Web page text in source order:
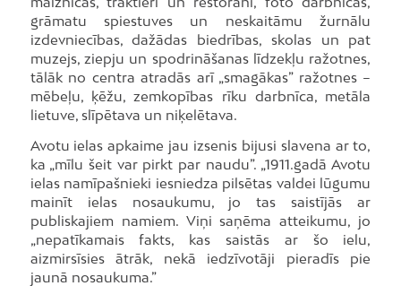
grāmatu spiestuves un neskaitāmu žurnālu
izdevniecības, dažādas biedrības, skolas un pat
muzejs, ziepju un spodrināšanas līdzekļu ražotnes,
tālāk no centra atradās arī „smagākas” ražotnes –
mēbeļu, ķēžu, zemkopības rīku darbnīca, metāla
lietuve, slīpētava un niķelētava.
Avotu ielas apkaime jau izsenis bijusi slavena ar to,
ka „mīlu šeit var pirkt par naudu”. „1911.gadā Avotu
ielas namīpašnieki iesniedza pilsētas valdei lūgumu
mainīt ielas nosaukumu, jo tas saistījās ar
publiskajiem namiem. Viņi saņēma atteikumu, jo
„nepatīkamais fakts, kas saistās ar šo ielu,
aizmirsīsies ātrāk, nekā iedzīvotāji pieradīs pie
jaunā nosaukuma.”